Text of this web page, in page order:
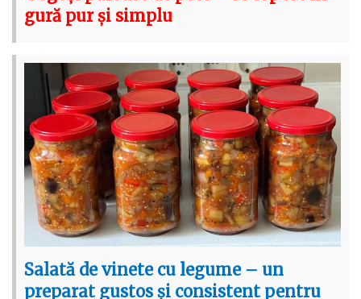
gură pur și simplu
Salată de vinete cu legume – un
preparat gustos și consistent pentru